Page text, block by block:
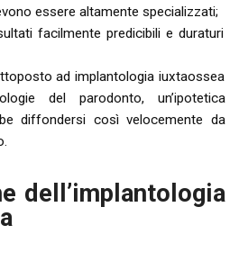
essere altamente specializzati;
facilmente predicibili e duraturi
ad implantologia iuxtaossea
del parodonto, un’ipotetica
diffondersi così velocemente da
dell’implantologia